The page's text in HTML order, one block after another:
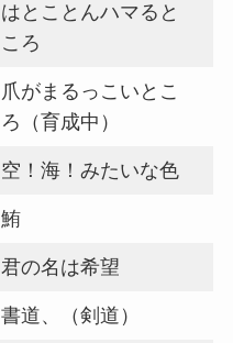
はとことんハマると
ころ
爪がまるっこいとこ
ろ（育成中）
空！海！みたいな色
鮪
君の名は希望
書道、（剣道）